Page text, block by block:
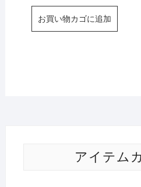
お買い物カゴに追加
アイテム